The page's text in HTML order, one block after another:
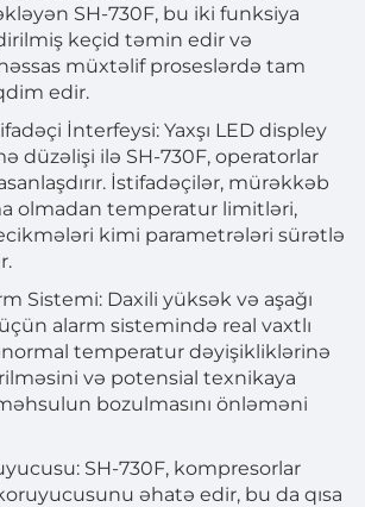
SH-730F, bu iki funksiya
keçid təmin edir və
müxtəlif proseslərdə tam
edir.
İnterfeysi: Yaxşı LED displey
düzəlişi ilə SH-730F, operatorlar
İstifadəçilər, mürəkkəb
olmadan temperatur limitləri,
kimi parametrələri sürətlə
Sistemi: Daxili yüksək və aşağı
alarm sistemində real vaxtlı
temperatur dəyişikliklərinə
və potensial texnikaya
bozulmasını önləməni
SH-730F, kompresorlar
əhatə edir, bu da qısa